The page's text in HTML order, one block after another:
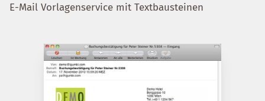
E-Mail Vorlagenservice mit Textbausteinen